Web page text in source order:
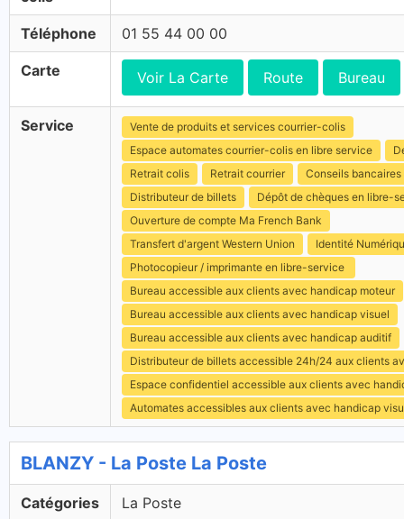
Téléphone 01 55 44 00 00
Carte Voir La Carte Route Bureau
Service
Vente de produits et services courrier-colis
Espace automates courrier-colis en libre service
Retrait colis
Retrait courrier
Conseils bancaires
Distributeur de billets
Dépôt de chèques en libre-
Ouverture de compte Ma French Bank
Transfert d'argent Western Union
Identité
Photocopieur / imprimante en libre-service
Bureau accessible aux clients avec handicap moteur
Bureau accessible aux clients avec handicap visuel
Bureau accessible aux clients avec handicap auditif
Distributeur de billets accessible 24h/24 aux clients
Espace confidentiel accessible aux clients avec
Automates accessibles aux clients avec handicap
BLANZY - La Poste La Poste
Catégories La Poste